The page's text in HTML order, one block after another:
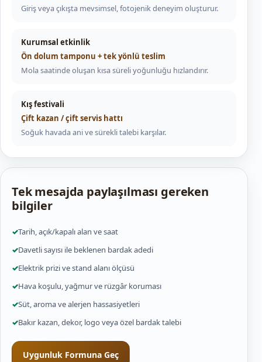
Giriş veya çıkışta mevsimsel, fotojenik deneyim oluşturur.
Kurumsal etkinlik
Ön dolum tamponu + tek yönlü teslim
Mola saatinde oluşan kısa süreli yoğunluğu hızlandırır.
Kış festivali
Çift kazan / çift servis hattı
Soğuk havada ani ve sürekli talebi karşılar.
Tek mesajda paylaşılması gereken
bilgiler
✓Tarih, açık/kapalı alan ve saat
✓Davetli sayısı ile beklenen bardak adedi
✓Elektrik prizi ve stand alanı ölçüsü
✓Hava koşulu, yağmur ve rüzgâr koruması
✓Süt, aroma ve alerjen hassasiyetleri
✓Bakır kazan, dekor, logo veya özel bardak talebi
Uygunluk Formuna Geç